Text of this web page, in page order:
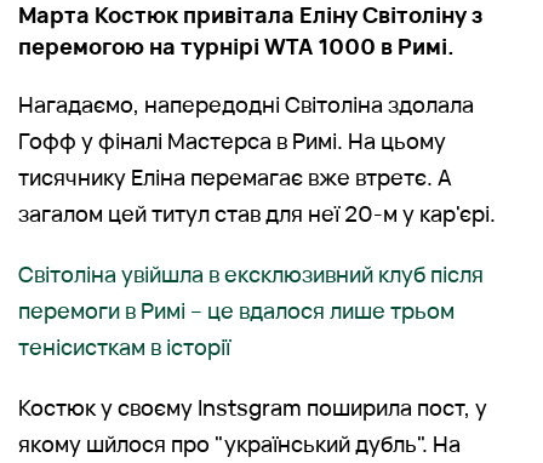
Марта Костюк привітала Еліну Світоліну з
перемогою на турнірі WTA 1000 в Римі.
Нагадаємо, напередодні Світоліна здолала
Гофф у фіналі Мастерса в Римі. На цьому
тисячнику Еліна перемагає вже втретє. А
загалом цей титул став для неї 20-м у кар'єрі.
Світоліна увійшла в ексклюзивний клуб після
перемоги в Римі – це вдалося лише трьом
тенісисткам в історії
Костюк у своєму Instsgram поширила пост, у
якому шйлося про "український дубль". На